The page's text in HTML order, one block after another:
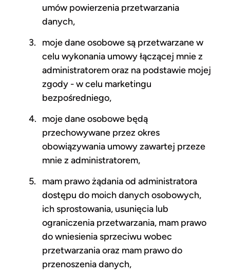
umów powierzenia przetwarzania
danych,
moje dane osobowe są przetwarzane w
celu wykonania umowy łączącej mnie z
administratorem oraz na podstawie mojej
zgody - w celu marketingu
bezpośredniego,
moje dane osobowe będą
przechowywane przez okres
obowiązywania umowy zawartej przeze
mnie z administratorem,
mam prawo żądania od administratora
dostępu do moich danych osobowych,
ich sprostowania, usunięcia lub
ograniczenia przetwarzania, mam prawo
do wniesienia sprzeciwu wobec
przetwarzania oraz mam prawo do
przenoszenia danych,